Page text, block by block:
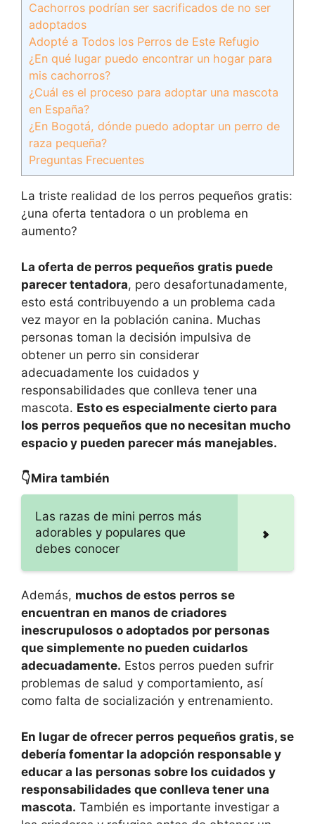
Cachorros podrían ser sacrificados de no ser
adoptados
Adopté a Todos los Perros de Este Refugio
¿En qué lugar puedo encontrar un hogar para
mis cachorros?
¿Cuál es el proceso para adoptar una mascota
en España?
¿En Bogotá, dónde puedo adoptar un perro de
raza pequeña?
Preguntas Frecuentes
La triste realidad de los perros pequeños gratis:
¿una oferta tentadora o un problema en
aumento?
La oferta de perros pequeños gratis puede
parecer tentadora, pero desafortunadamente,
esto está contribuyendo a un problema cada
vez mayor en la población canina. Muchas
personas toman la decisión impulsiva de
obtener un perro sin considerar
adecuadamente los cuidados y
responsabilidades que conlleva tener una
mascota. Esto es especialmente cierto para
los perros pequeños que no necesitan mucho
espacio y pueden parecer más manejables.
👇Mira también
Las razas de mini perros más
adorables y populares que
debes conocer
Además, muchos de estos perros se
encuentran en manos de criadores
inescrupulosos o adoptados por personas
que simplemente no pueden cuidarlos
adecuadamente. Estos perros pueden sufrir
problemas de salud y comportamiento, así
como falta de socialización y entrenamiento.
En lugar de ofrecer perros pequeños gratis, se
debería fomentar la adopción responsable y
educar a las personas sobre los cuidados y
responsabilidades que conlleva tener una
mascota. También es importante investigar a